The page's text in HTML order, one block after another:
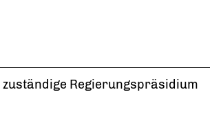
Regierungspräsidium